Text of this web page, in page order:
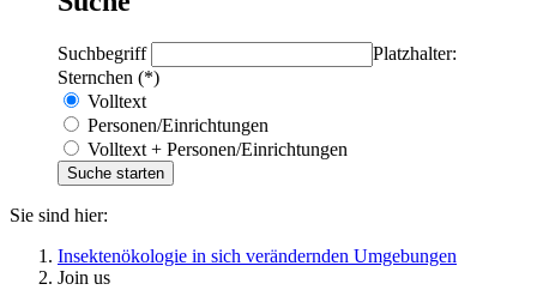
Suchbegriff
Platzhalter:
Sternchen (*)
Volltext
Personen/Einrichtungen
Volltext + Personen/Einrichtungen
Sie sind hier:
Insektenökologie in sich verändernden Umgebungen
Join us